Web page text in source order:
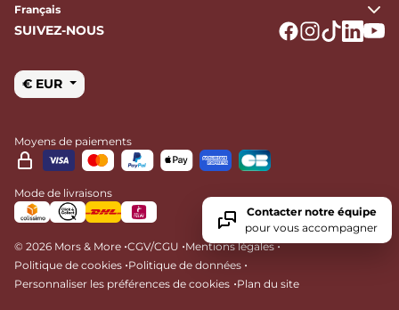
Français
SUIVEZ-NOUS
€ EUR
Moyens de paiements
Mode de livraisons
© 2026 Mors & More •CGV/CGU •Mentions légales•
Politique de cookies •Politique de données •
Personnaliser les préférences de cookies •Plan du site
Contacter notre équipe
pour vous accompagner